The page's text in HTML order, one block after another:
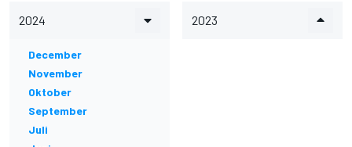
2024
December
November
Oktober
September
Juli
2023